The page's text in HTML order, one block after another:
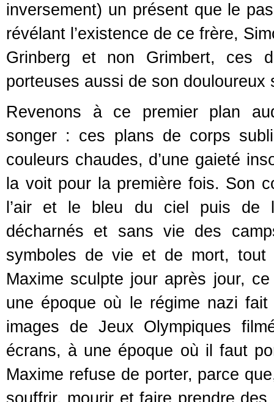
inversement) un présent que le
révélant l’existence de ce frère,
Grinberg et non Grimbert, ces
porteuses aussi de son
Revenons à ce premier plan
songer : ces plans de corps
couleurs chaudes, d’une gaieté
la voit pour la première fois. Son
l’air et le bleu du ciel puis de
décharnés et sans vie des
symboles de vie et de mort,
Maxime sculpte jour après jour,
une époque où le régime nazi
images de Jeux Olympiques
écrans, à une époque où il faut
Maxime refuse de porter, parce